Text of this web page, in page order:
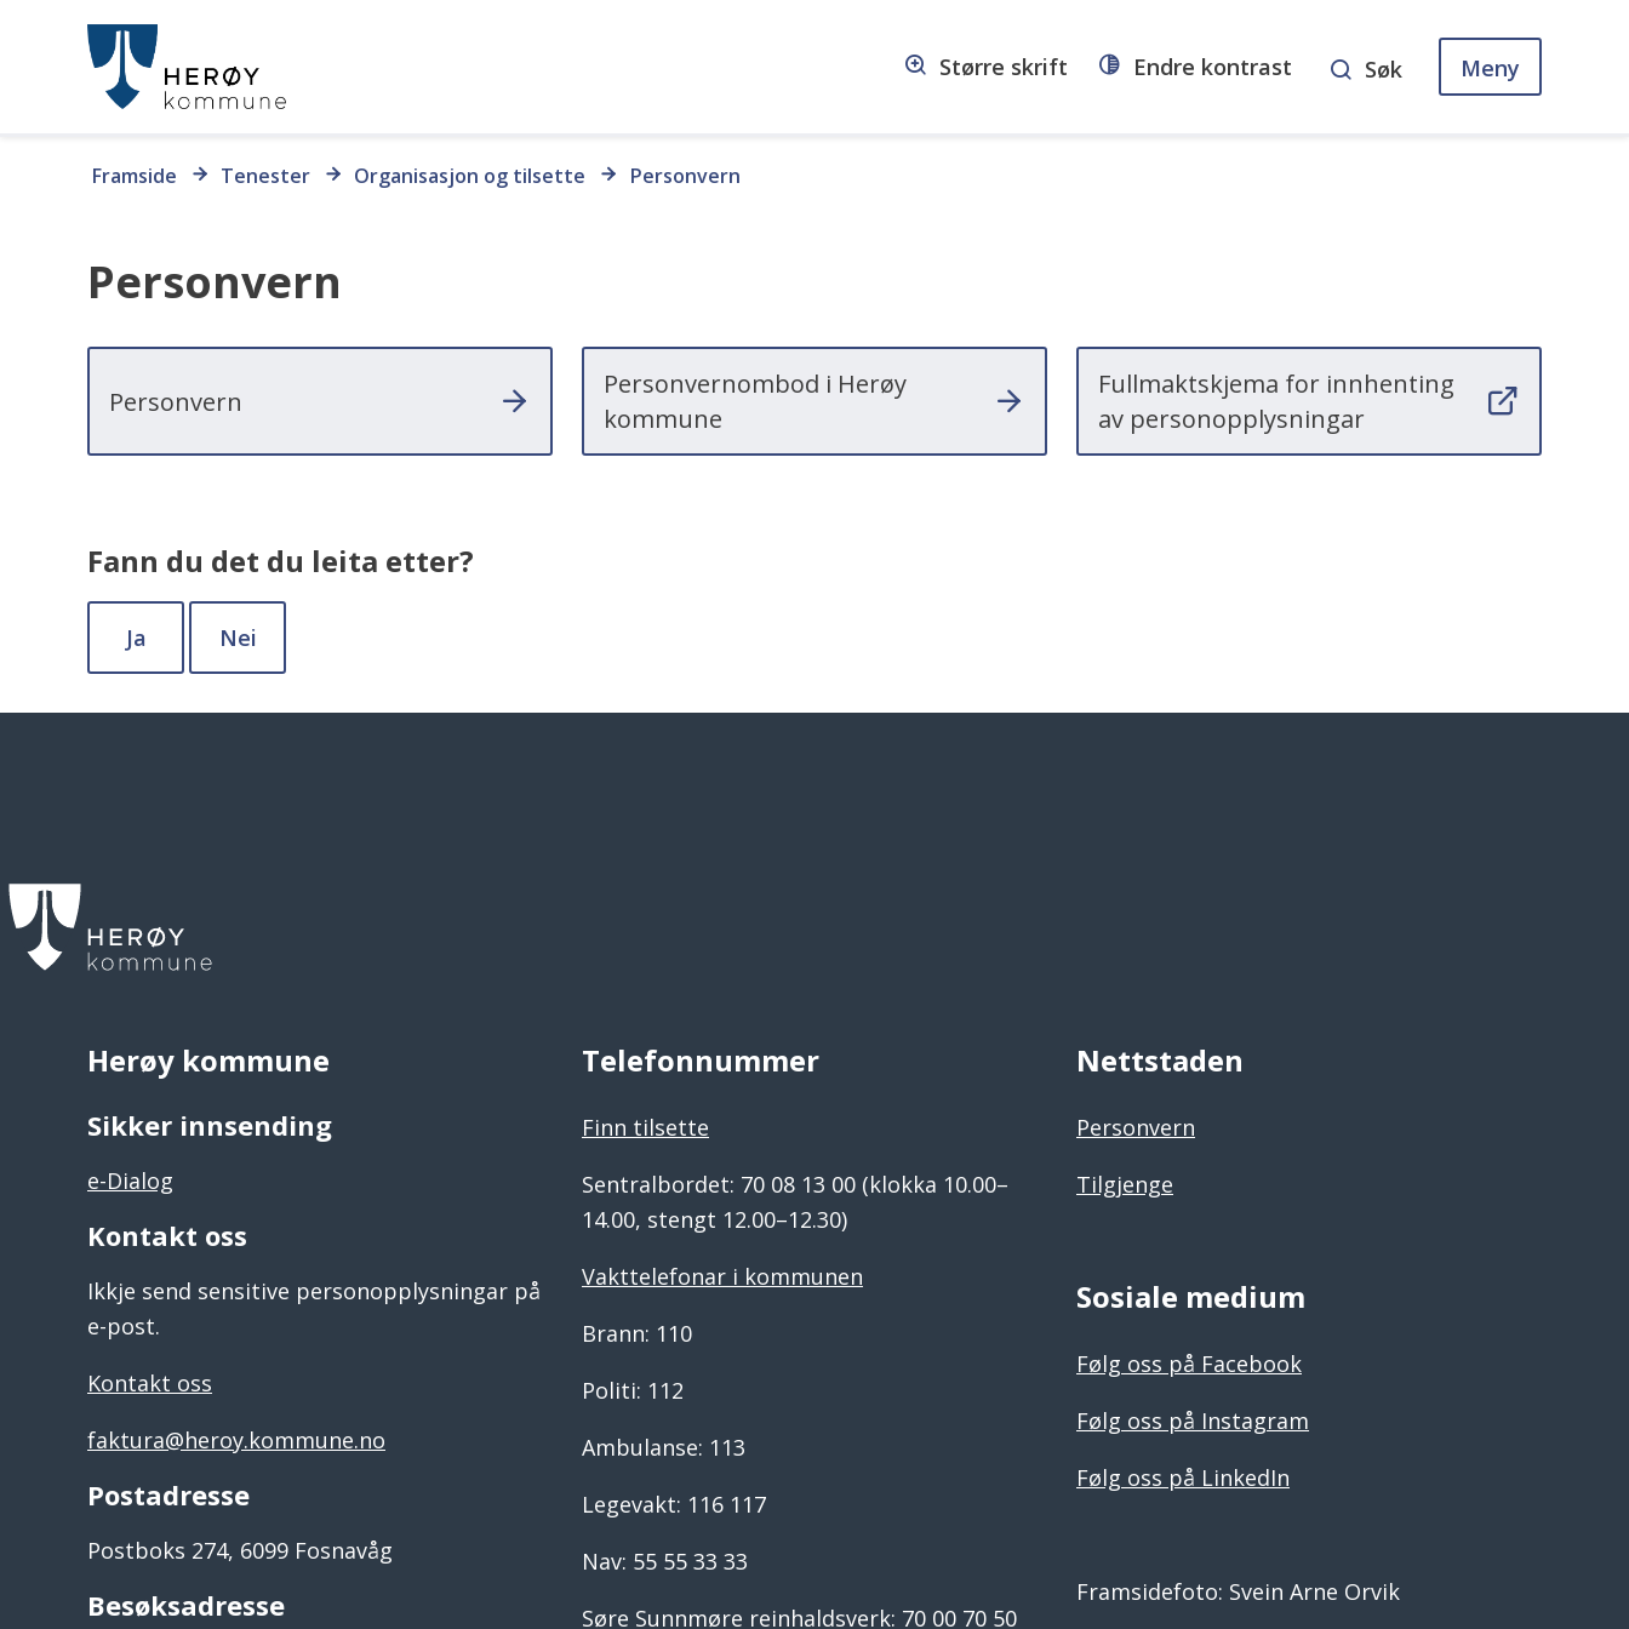
kommune
Større skrift Endre kontrast Søk Meny
Du
Framside Tenester Organisasjon og tilsette Personvern
Personvern
Personvern
Personvernombod i Herøy
kommune
Fullmaktskjema for innhenting
av personopplysningar
Fann du det du leita etter?
Ja Nei
Herøy kommune
Sikker innsending
e-Dialog
Kontakt oss
Ikkje send sensitive personopplysningar på
e-post.
Kontakt oss
faktura@heroy.kommune.no
Postadresse
Postboks 274, 6099 Fosnavåg
Besøksadresse
Telefonnummer
Finn tilsette
Sentralbordet: 70 08 13 00 (klokka 10.00–
14.00, stengt 12.00–12.30)
Vakttelefonar i kommunen
Brann: 110
Politi: 112
Ambulanse: 113
Legevakt: 116 117
Nav: 55 55 33 33
Søre Sunnmøre reinhaldsverk: 70 00 70 50
Nettstaden
Personvern
Tilgjenge
Sosiale medium
Følg oss på Facebook
Følg oss på Instagram
Følg oss på LinkedIn
Framsidefoto: Svein Arne Orvik